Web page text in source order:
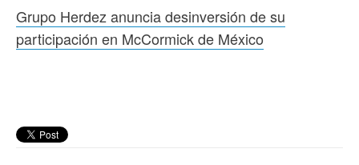
Grupo Herdez anuncia desinversión de su
participación en McCormick de México